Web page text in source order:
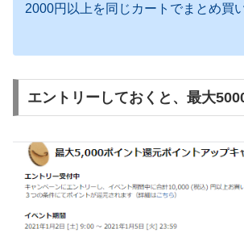
2000円以上を同じカートでまとめ買
エントリーしておくと、最大